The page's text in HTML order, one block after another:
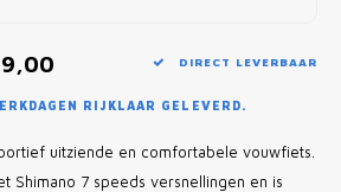
DIRECT LEVERBAAR
RIJKLAAR GELEVERD.
uitziende en comfortabele vouwfiets.
Shimano 7 speeds versnellingen en is